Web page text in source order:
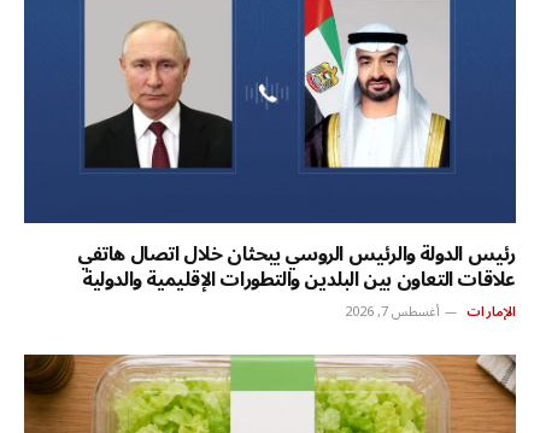
رئيس الدولة والرئيس الروسي يبحثان خلال اتصال هاتفي
علاقات التعاون بين البلدين والتطورات الإقليمية والدولية
الإمارات أغسطس 7, 2026